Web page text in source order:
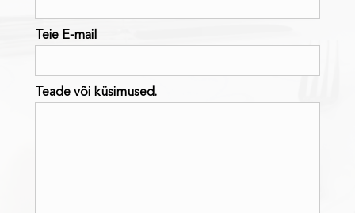
Teie E-mail
Teade või küsimused.